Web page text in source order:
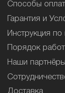
Способы
Гарантия и
Инструкция по
Порядок
Наши партнёры
Доставка